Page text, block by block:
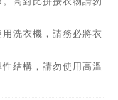
洗衣機，請務必將衣
結構，請勿使用高溫